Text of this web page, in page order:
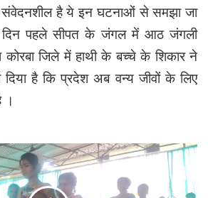
संवेदनशील है ये इन घटनाओं से समझा जा
पहले सीपत के जंगल में आठ जंगली
जिले में हाथी के बच्चे के शिकार ने
दिया है कि प्रदेश अब वन्य जीवों के लिए
।